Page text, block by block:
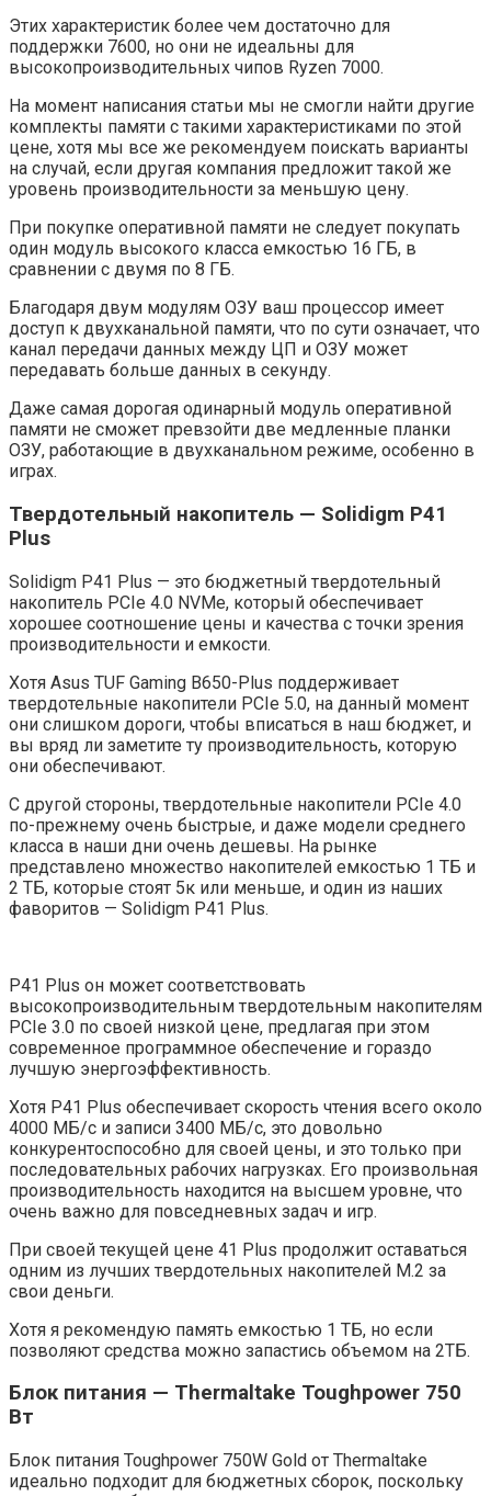
Этих характеристик более чем достаточно для
поддержки 7600, но они не идеальны для
высокопроизводительных чипов Ryzen 7000.
На момент написания статьи мы не смогли найти другие
комплекты памяти с такими характеристиками по этой
цене, хотя мы все же рекомендуем поискать варианты
на случай, если другая компания предложит такой же
уровень производительности за меньшую цену.
При покупке оперативной памяти не следует покупать
один модуль высокого класса емкостью 16 ГБ, в
сравнении с двумя по 8 ГБ.
Благодаря двум модулям ОЗУ ваш процессор имеет
доступ к двухканальной памяти, что по сути означает, что
канал передачи данных между ЦП и ОЗУ может
передавать больше данных в секунду.
Даже самая дорогая одинарный модуль оперативной
памяти не сможет превзойти две медленные планки
ОЗУ, работающие в двухканальном режиме, особенно в
играх.
Твердотельный накопитель — Solidigm P41
Plus
Solidigm P41 Plus — это бюджетный твердотельный
накопитель PCIe 4.0 NVMe, который обеспечивает
хорошее соотношение цены и качества с точки зрения
производительности и емкости.
Хотя Asus TUF Gaming B650-Plus поддерживает
твердотельные накопители PCIe 5.0, на данный момент
они слишком дороги, чтобы вписаться в наш бюджет, и
вы вряд ли заметите ту производительность, которую
они обеспечивают.
С другой стороны, твердотельные накопители PCIe 4.0
по-прежнему очень быстрые, и даже модели среднего
класса в наши дни очень дешевы. На рынке
представлено множество накопителей емкостью 1 ТБ и
2 ТБ, которые стоят 5к или меньше, и один из наших
фаворитов — Solidigm P41 Plus.
P41 Plus он может соответствовать
высокопроизводительным твердотельным накопителям
PCIe 3.0 по своей низкой цене, предлагая при этом
современное программное обеспечение и гораздо
лучшую энергоэффективность.
Хотя P41 Plus обеспечивает скорость чтения всего около
4000 МБ/с и записи 3400 МБ/с, это довольно
конкурентоспособно для своей цены, и это только при
последовательных рабочих нагрузках. Его произвольная
производительность находится на высшем уровне, что
очень важно для повседневных задач и игр.
При своей текущей цене 41 Plus продолжит оставаться
одним из лучших твердотельных накопителей M.2 за
свои деньги.
Хотя я рекомендую память емкостью 1 ТБ, но если
позволяют средства можно запастись объемом на 2ТБ.
Блок питания — Thermaltake Toughpower 750
Вт
Блок питания Toughpower 750W Gold от Thermaltake
идеально подходит для бюджетных сборок, поскольку